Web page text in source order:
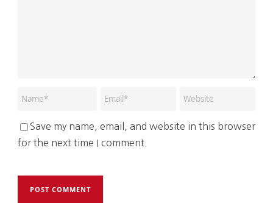
Save my name, email, and website in this browser
for the next time I comment.